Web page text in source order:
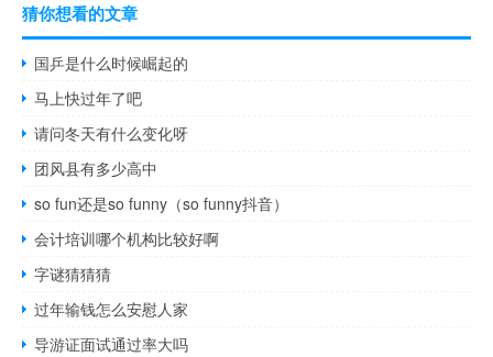
猜你想看的文章
国乒是什么时候崛起的
马上快过年了吧
请问冬天有什么变化呀
团风县有多少高中
so fun还是so funny（so funny抖音）
会计培训哪个机构比较好啊
字谜猜猜猜
过年输钱怎么安慰人家
导游证面试通过率大吗